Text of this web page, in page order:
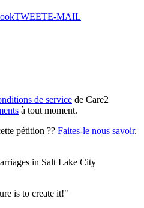
TWEETE-MAIL
de service de Care2
à tout moment.
pétition ?? Faites-le nous savoir.
in Salt Lake City
is to create it!"